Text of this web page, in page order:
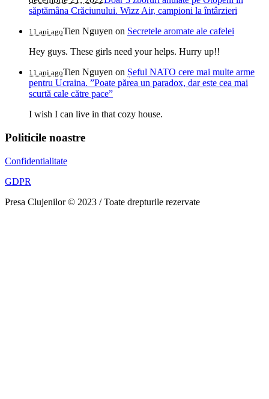
săptămâna Crăciunului. Wizz Air, campioni la întârzieri
11 ani agoTien Nguyen on Secretele aromate ale cafelei
Hey guys. These girls need your helps. Hurry up!!
11 ani agoTien Nguyen on Șeful NATO cere mai multe arme
pentru Ucraina. ”Poate părea un paradox, dar este cea mai
scurtă cale către pace”
I wish I can live in that cozy house.
Politicile noastre
Confidentialitate
GDPR
Presa Clujenilor © 2023 / Toate drepturile rezervate